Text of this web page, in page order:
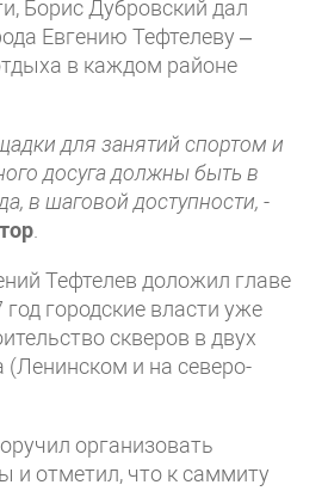
Борис Дубровский дал
Евгению Тефтелеву –
в каждом районе
для занятий спортом и
досуга должны быть в
в шаговой доступности, -
Тефтелев доложил главе
год городские власти уже
скверов в двух
(Ленинском и на северо-
организовать
и отметил, что к саммиту